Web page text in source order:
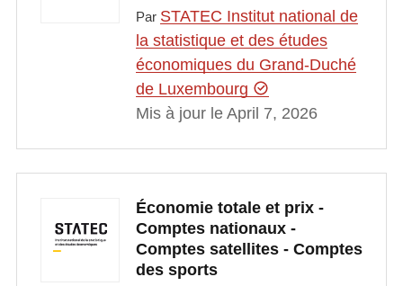
Par STATEC Institut national de
la statistique et des études
économiques du Grand-Duché
de Luxembourg
Mis à jour le April 7, 2026
Économie totale et prix -
Comptes nationaux -
Comptes satellites - Comptes
des sports